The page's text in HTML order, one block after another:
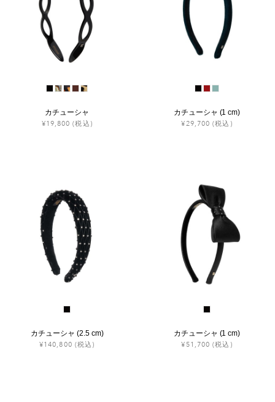
カチューシャ
¥19,800 (税込)
カチューシャ (1 cm)
¥29,700 (税込)
カチューシャ (2.5 cm)
¥140,800 (税込)
カチューシャ (1 cm)
¥51,700 (税込)